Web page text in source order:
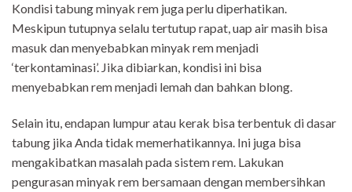
Kondisi tabung minyak rem juga perlu diperhatikan.
Meskipun tutupnya selalu tertutup rapat, uap air masih bisa
masuk dan menyebabkan minyak rem menjadi
‘terkontaminasi’. Jika dibiarkan, kondisi ini bisa
menyebabkan rem menjadi lemah dan bahkan blong.
Selain itu, endapan lumpur atau kerak bisa terbentuk di dasar
tabung jika Anda tidak memerhatikannya. Ini juga bisa
mengakibatkan masalah pada sistem rem. Lakukan
pengurasan minyak rem bersamaan dengan membersihkan